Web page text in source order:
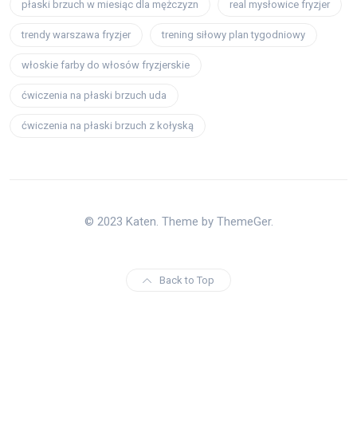
płaski brzuch w miesiąc dla mężczyzn real mysłowice fryzjer
trendy warszawa fryzjer trening siłowy plan tygodniowy
włoskie farby do włosów fryzjerskie
ćwiczenia na płaski brzuch uda
ćwiczenia na płaski brzuch z kołyską
© 2023 Katen. Theme by ThemeGer.
Back to Top